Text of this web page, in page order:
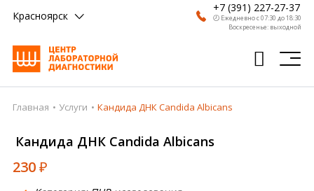
Красноярск
+7 (391) 227-27-37
🕗 Ежедневно с 07:30 до 18:30
Воскресенье: выходной
Главная
Анализы
Врачи
Главная Услуги Кандида ДНК Candida Albicans
Кандида ДНК Candida Albicans
230₽